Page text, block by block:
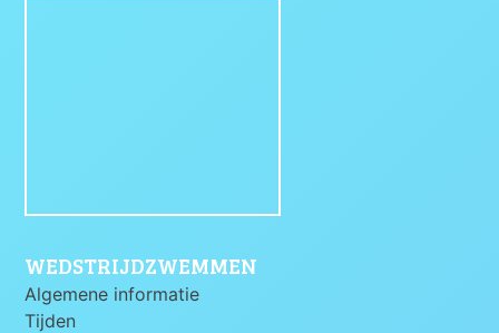
WEDSTRIJDZWEMMEN
Algemene informatie
Tijden